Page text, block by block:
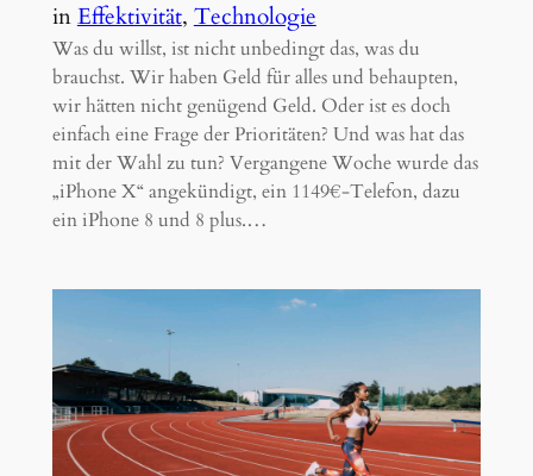
inEffektivität, Technologie
Was du willst, ist nicht unbedingt das, was du
brauchst. Wir haben Geld für alles und behaupten,
wir hätten nicht genügend Geld. Oder ist es doch
einfach eine Frage der Prioritäten? Und was hat das
mit der Wahl zu tun? Vergangene Woche wurde das
„iPhone X“ angekündigt, ein 1149€-Telefon, dazu
ein iPhone 8 und 8 plus.…